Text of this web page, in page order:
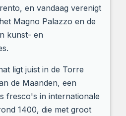
en vandaag verenigt
Magno Palazzo en de
kunst- en
ligt juist in de Torre
de Maanden, een
fresco's in internationale
1400, die met groot